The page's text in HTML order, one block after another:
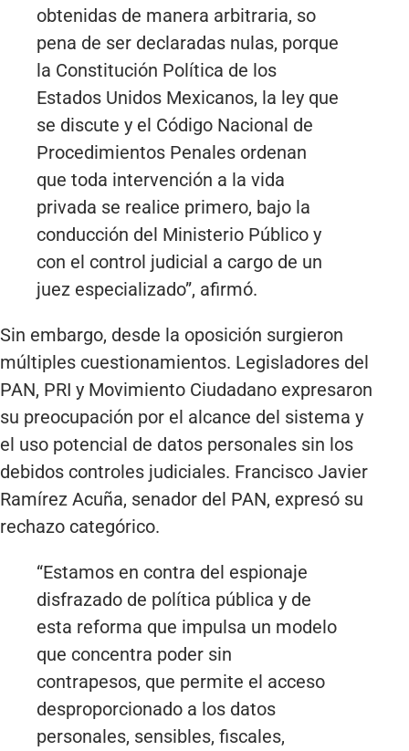
obtenidas de manera arbitraria, so
pena de ser declaradas nulas, porque
la Constitución Política de los
Estados Unidos Mexicanos, la ley que
se discute y el Código Nacional de
Procedimientos Penales ordenan
que toda intervención a la vida
privada se realice primero, bajo la
conducción del Ministerio Público y
con el control judicial a cargo de un
juez especializado”, afirmó.
Sin embargo, desde la oposición surgieron
múltiples cuestionamientos. Legisladores del
PAN, PRI y Movimiento Ciudadano expresaron
su preocupación por el alcance del sistema y
el uso potencial de datos personales sin los
debidos controles judiciales. Francisco Javier
Ramírez Acuña, senador del PAN, expresó su
rechazo categórico.
“Estamos en contra del espionaje
disfrazado de política pública y de
esta reforma que impulsa un modelo
que concentra poder sin
contrapesos, que permite el acceso
desproporcionado a los datos
personales, sensibles, fiscales,